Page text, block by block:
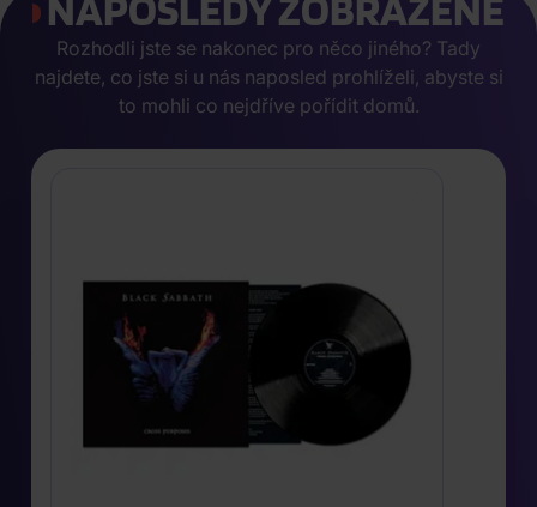
Rozhodli jste se nakonec pro něco jiného? Tady
najdete, co jste si u nás naposled prohlíželi, abyste si
to mohli co nejdříve pořídit domů.